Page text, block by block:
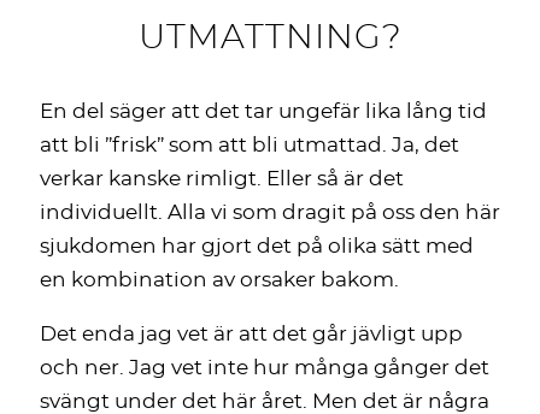
UTMATTNING?
En del säger att det tar ungefär lika lång tid
att bli ”frisk” som att bli utmattad. Ja, det
verkar kanske rimligt. Eller så är det
individuellt. Alla vi som dragit på oss den här
sjukdomen har gjort det på olika sätt med
en kombination av orsaker bakom.
Det enda jag vet är att det går jävligt upp
och ner. Jag vet inte hur många gånger det
svängt under det här året. Men det är några